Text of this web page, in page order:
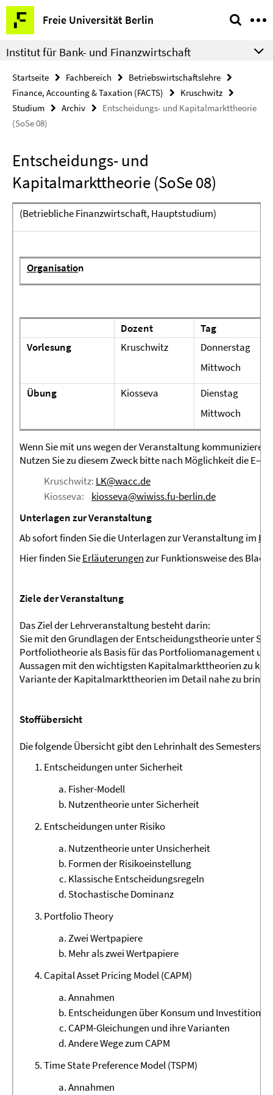
Springe
direkt
zu
Inhalt
Freie Universität Berlin
Service-
Navigation
Institut für Bank- und Finanzwirtschaft
Startseite Fachbereich
Betriebswirtschaftslehre
Finance, Accounting & Taxation (FACTS)
Kruschwitz
Studium
Archiv
Entscheidungs- und Kapitalmarkttheorie
(SoSe 08)
Entscheidungs- und
Kapitalmarkttheorie (SoSe 08)
(Betriebliche Finanzwirtschaft, Hauptstudium)
Organisation
Dozent
Tag
Vorlesung
Kruschwitz
Donnerstag
Mittwoch
Übung
Kiosseva
Dienstag
Mittwoch
Wenn Sie mit uns wegen der Veranstaltung
Nutzen Sie zu diesem Zweck bitte nach Möglichkeit die
Kruschwitz: LK@wacc.de
Kiosseva: kiosseva@wiwiss.fu-berlin.de
Unterlagen zur Veranstaltung
Ab sofort finden Sie die Unterlagen zur Veranstaltung im
Hier finden SieErläuterungenzur Funktionsweise des
Ziele der Veranstaltung
Das Ziel der Lehrveranstaltung besteht darin:
Sie mit den Grundlagen der Entscheidungstheorie unter
Portfoliotheorie als Basis für das Portfoliomanagement
Aussagen mit den wichtigsten Kapitalmarkttheorien zu
Variante der Kapitalmarkttheorien im Detail nahe zu
Stoffübersicht
Die folgende Übersicht gibt den Lehrinhalt des Semesters
Entscheidungen unter Sicherheit
Fisher-Modell
Nutzentheorie unter Sicherheit
Entscheidungen unter Risiko
Nutzentheorie unter Unsicherheit
Formen der Risikoeinstellung
Klassische Entscheidungsregeln
StochastischeDominanz
Portfolio Theory
Zwei Wertpapiere
Mehr als zwei Wertpapiere
Capital Asset Pricing Model (CAPM)
Annahmen
Entscheidungen über Konsum und Investition
CAPM-Gleichungen und ihre Varianten
Andere Wege zum CAPM
Time State Preference Model (TSPM)
Annahmen